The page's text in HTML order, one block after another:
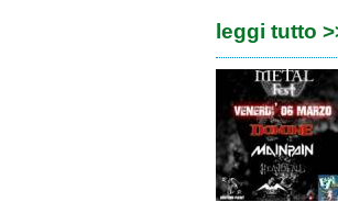
leggi tutto